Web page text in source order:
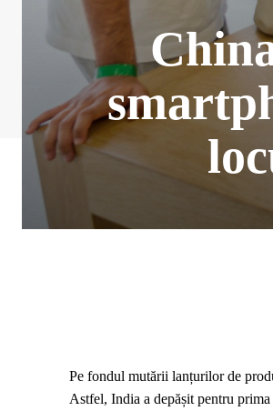
Pe fondul mutării lanțurilor de
Astfel, India a depășit pentru